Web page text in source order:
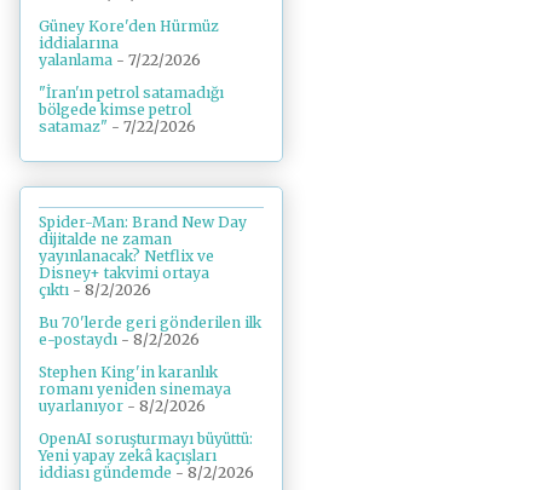
Güney Kore'den Hürmüz
iddialarına
yalanlama - 7/22/2026
"İran'ın petrol satamadığı
bölgede kimse petrol
satamaz" - 7/22/2026
Spider-Man: Brand New Day
dijitalde ne zaman
yayınlanacak? Netflix ve
Disney+ takvimi ortaya
çıktı - 8/2/2026
Bu 70'lerde geri gönderilen ilk
e-postaydı - 8/2/2026
Stephen King'in karanlık
romanı yeniden sinemaya
uyarlanıyor - 8/2/2026
OpenAI soruşturmayı büyüttü:
Yeni yapay zekâ kaçışları
iddiası gündemde - 8/2/2026